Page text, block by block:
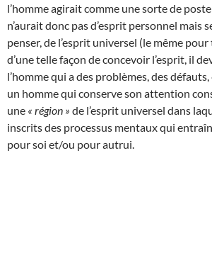
l’homme agirait comme une sorte de
n’aurait donc pas d’esprit personnel mais
penser, de l’esprit universel (le même
d’une telle façon de concevoir l’esprit, il
l’homme qui a des problèmes, des
un homme qui conserve son attention
une « région » de l’esprit universel dans
inscrits des processus mentaux qui
pour soi et/ou pour autrui.